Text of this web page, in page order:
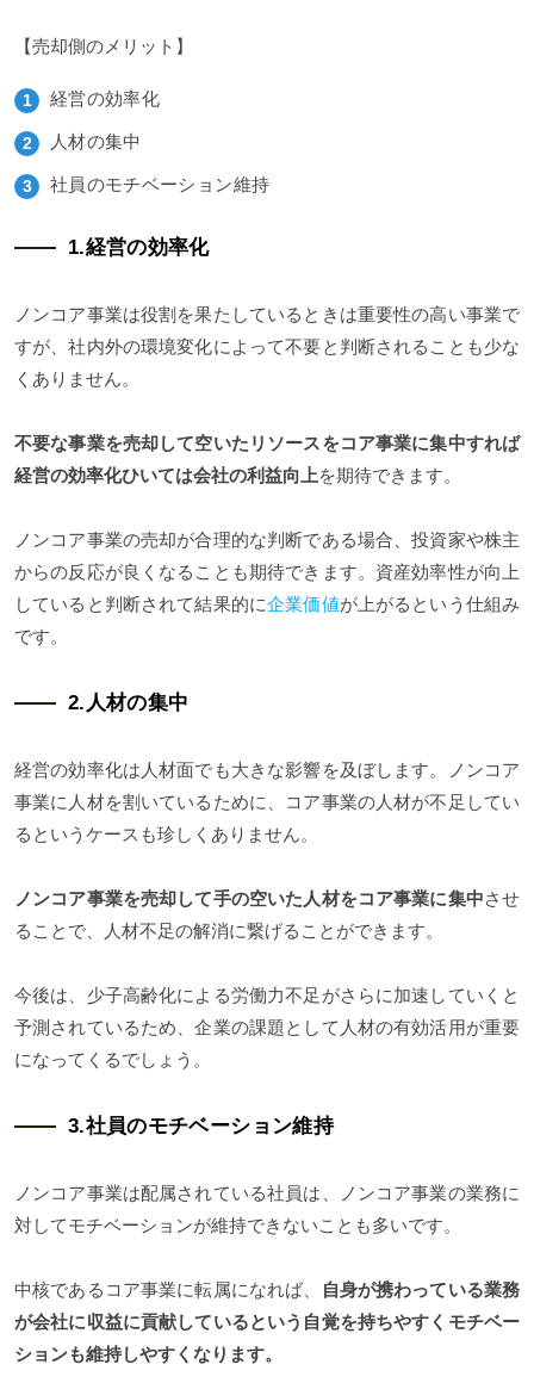
【売却側のメリット】
経営の効率化
人材の集中
社員のモチベーション維持
1.経営の効率化
ノンコア事業は役割を果たしているときは重要性の高い事業で
すが、社内外の環境変化によって不要と判断されることも少な
くありません。
不要な事業を売却して空いたリソースをコア事業に集中すれば
経営の効率化ひいては会社の利益向上を期待できます。
ノンコア事業の売却が合理的な判断である場合、投資家や株主
からの反応が良くなることも期待できます。資産効率性が向上
していると判断されて結果的に企業価値が上がるという仕組み
です。
2.人材の集中
経営の効率化は人材面でも大きな影響を及ぼします。ノンコア
事業に人材を割いているために、コア事業の人材が不足してい
るというケースも珍しくありません。
ノンコア事業を売却して手の空いた人材をコア事業に集中させ
ることで、人材不足の解消に繋げることができます。
今後は、少子高齢化による労働力不足がさらに加速していくと
予測されているため、企業の課題として人材の有効活用が重要
になってくるでしょう。
3.社員のモチベーション維持
ノンコア事業は配属されている社員は、ノンコア事業の業務に
対してモチベーションが維持できないことも多いです。
中核であるコア事業に転属になれば、
自身が携わっている業務
が会社に収益に貢献しているという自覚を持ちやすくモチベー
ションも維持しやすくなります。